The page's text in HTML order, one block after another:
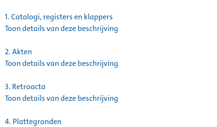
1.Catalogi, registers en klappers
Toon details van deze beschrijving
2.Akten
Toon details van deze beschrijving
3. Retroacta
Toon details van deze beschrijving
4. Plattegronden